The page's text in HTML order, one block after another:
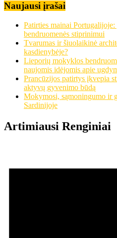
Naujausi įrašai
Patirties mainai
bendruomenės stiprinimui
Tvarumas ir šiuolaikinė
kasdienybėje?
Lieporių mokyklos
naujomis idėjomis apie
Prancūzijos patirtys įkvepia
aktyvų gyvenimo būdą
Mokymosi, sąmoningumo ir
Sardinijoje
Artimiausi Renginiai